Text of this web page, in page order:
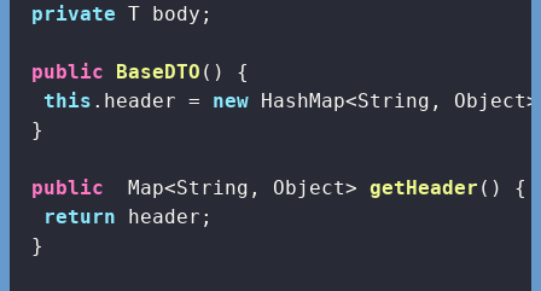
private T body;
public BaseDTO ()
{
this .header = new HashMap<String,
}
public
  Map<String, Object>
getHeader ()
{
return header;
}